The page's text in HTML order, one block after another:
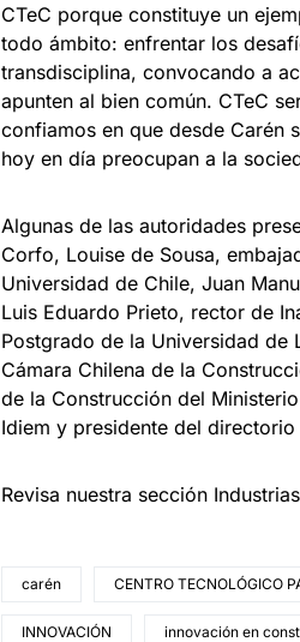
CTeC porque constituye un
todo ámbito: enfrentar los
transdisciplina, convocando a
apunten al bien común. CTeC
confiamos en que desde Carén
hoy en día preocupan a la
Algunas de las autoridades
Corfo, Louise de Sousa,
Universidad de Chile, Juan
Luis Eduardo Prieto, rector de
Postgrado de la Universidad de
Cámara Chilena de la
de la Construcción del
Idiem y presidente del
Revisa nuestra sección Industrias
carén CENTRO TECNOLÓGICO
INNOVACIÓN innovación en